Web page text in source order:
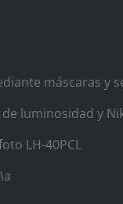
máscaras y
luminosidad y
LH-40PCL